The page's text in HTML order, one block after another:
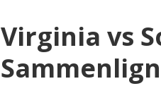
Virginia vs